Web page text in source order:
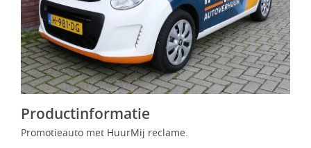
Productinformatie
Promotieauto met HuurMij reclame.